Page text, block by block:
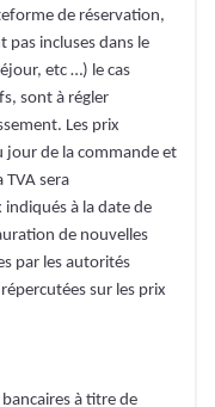
de réservation,
pas incluses dans le
etc …) le cas
sont à régler
Les prix
jour de la commande et
sera
à la date de
de nouvelles
par les autorités
sur les prix
à titre de